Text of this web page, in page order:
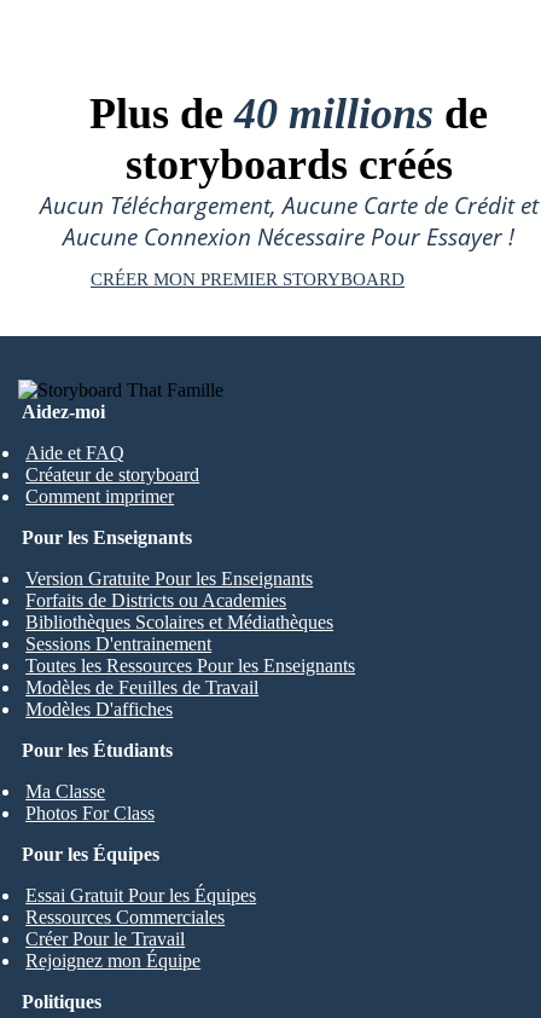
Plus de40 millions de
storyboards créés
Aucun Téléchargement, Aucune Carte de Crédit et
Aucune Connexion Nécessaire Pour Essayer !
CRÉER MON PREMIER STORYBOARD
Aidez-moi
Aide et FAQ
Créateur de storyboard
Comment imprimer
Pour les Étudiants
Ma Classe
Photos For Class
Pour les Enseignants
Version Gratuite Pour les Enseignants
Forfaits de Districts ou Academies
Bibliothèques Scolaires et Médiathèques
Sessions D'entrainement
Toutes les Ressources Pour les Enseignants
Modèles de Feuilles de Travail
Modèles D'affiches
Pour les Équipes
Essai Gratuit Pour les Équipes
Ressources Commerciales
Créer Pour le Travail
Rejoignez mon Équipe
Politiques